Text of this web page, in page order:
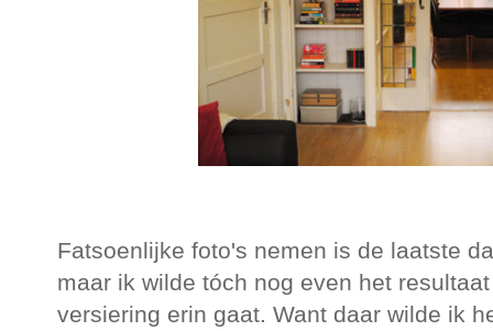
Fatsoenlijke foto's nemen is de laatste
maar ik wilde tóch nog even het
versiering erin gaat. Want daar wilde ik